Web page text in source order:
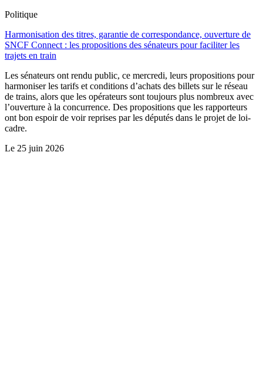
Politique
Harmonisation des titres, garantie de correspondance, ouverture de
SNCF Connect : les propositions des sénateurs pour faciliter les
trajets en train
Les sénateurs ont rendu public, ce mercredi, leurs propositions pour
harmoniser les tarifs et conditions d’achats des billets sur le réseau
de trains, alors que les opérateurs sont toujours plus nombreux avec
l’ouverture à la concurrence. Des propositions que les rapporteurs
ont bon espoir de voir reprises par les députés dans le projet de loi-
cadre.
Le 25 juin 2026